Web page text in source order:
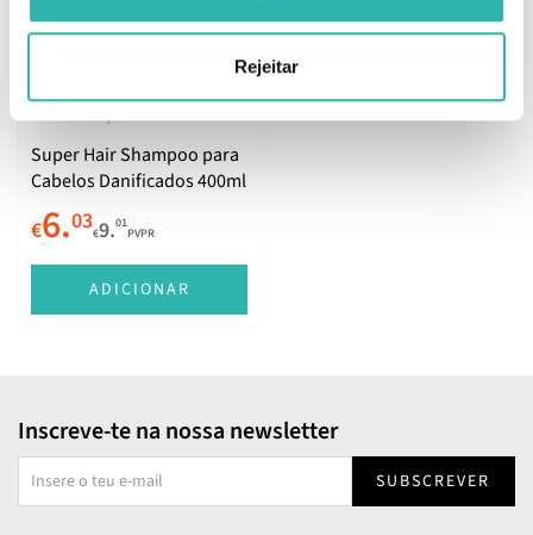
Rejeitar
Melhor Preço
Super Hair Shampoo para
Cabelos Danificados 400ml
€6.03€9.01
PVPR
ADICIONAR
Inscreve-te na nossa newsletter
SUBSCREVER